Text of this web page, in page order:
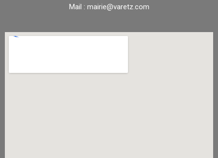
Mail : mairie@varetz.com